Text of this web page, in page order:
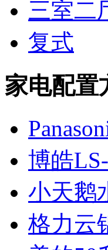
三室二
复式
家电配置
博皓
小天鹅
格力云